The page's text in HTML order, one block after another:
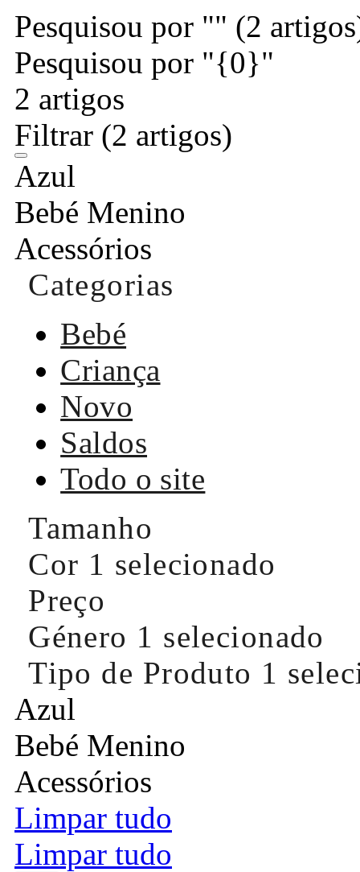
Pesquisou por "" (2
Pesquisou por "{0}"
2 artigos
Filtrar (2 artigos)
Azul
Bebé Menino
Acessórios
Categorias
Bebé
Criança
Novo
Saldos
Todo o site
Tamanho
Cor 1 selecionado
Preço
Género 1 selecionado
Tipo de Produto 1
Azul
Bebé Menino
Acessórios
Limpar tudo
Limpar tudo